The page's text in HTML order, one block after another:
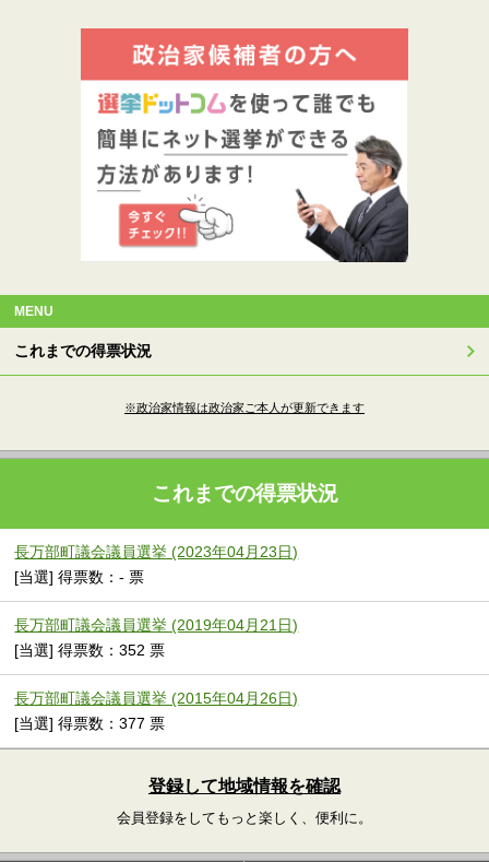
MENU
これまでの得票状況
※政治家情報は政治家ご本人が更新できます
これまでの得票状況
長万部町議会議員選挙 (2023年04月23日)
[当選] 得票数：- 票
長万部町議会議員選挙 (2019年04月21日)
[当選] 得票数：352 票
長万部町議会議員選挙 (2015年04月26日)
[当選] 得票数：377 票
登録して地域情報を確認
会員登録をしてもっと楽しく、便利に。